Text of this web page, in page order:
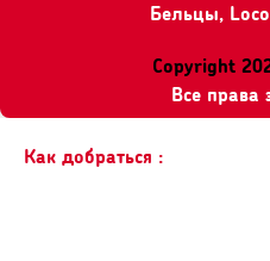
Бельцы,
Copyright
Все
Как добраться :